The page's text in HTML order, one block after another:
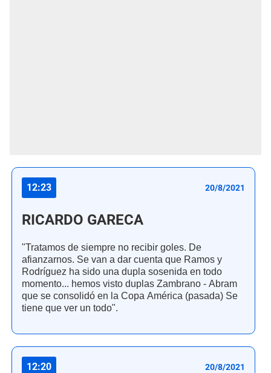
12:23 20/8/2021
RICARDO GARECA
"Tratamos de siempre no recibir goles. De
afianzarnos. Se van a dar cuenta que Ramos y
Rodríguez ha sido una dupla sosenida en todo
momento... hemos visto duplas Zambrano - Abram
que se consolidó en la Copa América (pasada) Se
tiene que ver un todo".
12:20 20/8/2021